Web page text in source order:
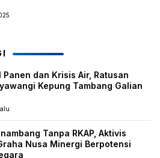
Panen dan Krisis Air, Ratusan
Kepung Tambang Galian
Tanpa RKAP, Aktivis
Nusa Minergi Berpotensi